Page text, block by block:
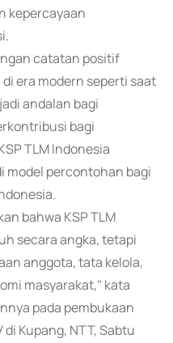
kepercayaan
catatan positif
era modern seperti saat
andalan bagi
bagi
TLM Indonesia
model percontohan bagi
bahwa KSP TLM
secara angka, tetapi
anggota, tata kelola,
masyarakat," kata
pada pembukaan
di Kupang, NTT, Sabtu